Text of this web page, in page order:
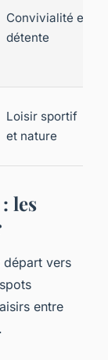
Convivialité et
détente
Loisir sportif
et nature
les
départ vers
entre